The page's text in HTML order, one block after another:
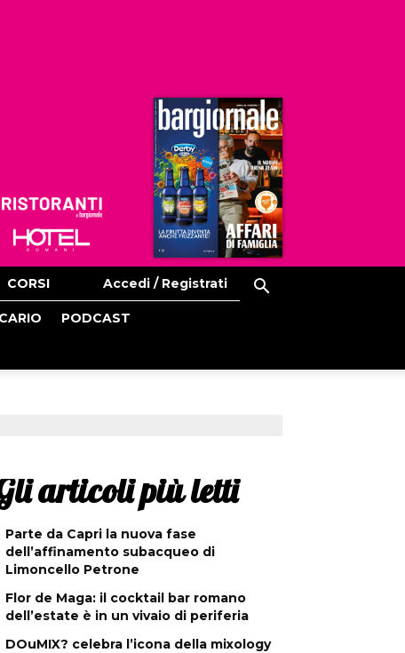
Ristoranti
Hoteldomani
CORSI Accedi / Registrati
PODCAST
articoli più letti
Parte da Capri la nuova fase
dell’affinamento subacqueo di
Limoncello Petrone
Flor de Maga: il cocktail bar romano
dell’estate è in un vivaio di periferia
DOuMIX? celebra l’icona della mixology